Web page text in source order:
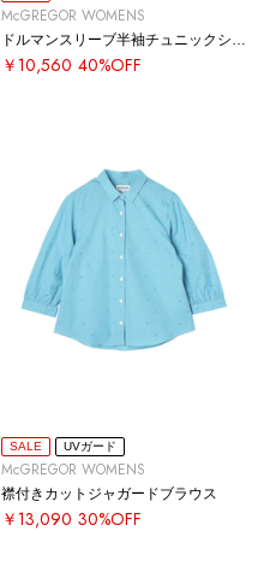
McGREGOR WOMENS
￥10,560 40%OFF
SALE UVガード
McGREGOR WOMENS
襟付きカットジャガードブラウス
￥13,090 30%OFF